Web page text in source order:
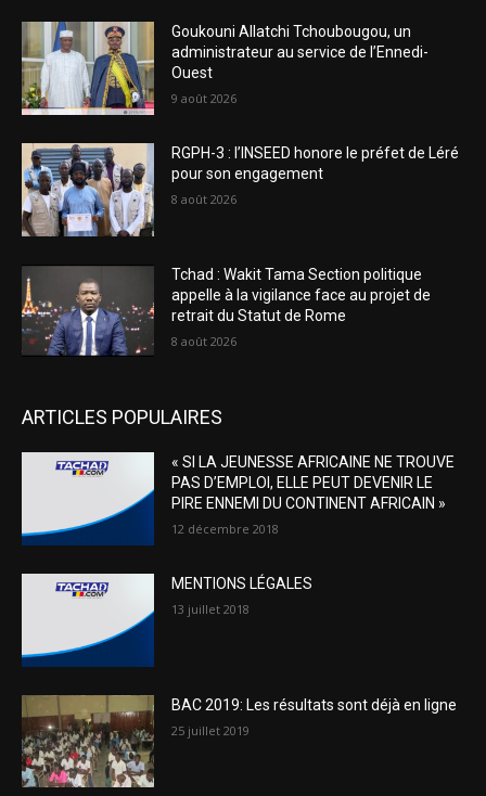
Goukouni Allatchi Tchoubougou, un
administrateur au service de l’Ennedi-
Ouest
9 août 2026
RGPH-3 : l’INSEED honore le préfet de Léré
pour son engagement
8 août 2026
Tchad : Wakit Tama Section politique
appelle à la vigilance face au projet de
retrait du Statut de Rome
8 août 2026
ARTICLES POPULAIRES
« SI LA JEUNESSE AFRICAINE NE TROUVE
PAS D’EMPLOI, ELLE PEUT DEVENIR LE
PIRE ENNEMI DU CONTINENT AFRICAIN »
12 décembre 2018
MENTIONS LÉGALES
13 juillet 2018
BAC 2019: Les résultats sont déjà en ligne
25 juillet 2019